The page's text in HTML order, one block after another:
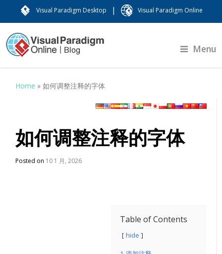
Visual Paradigm Desktop | Visual Paradigm Online
Menu
Home »如何调整注释的字体
如何调整注释的字体
Posted on 10 1 月, 2026
Table of Contents
hide